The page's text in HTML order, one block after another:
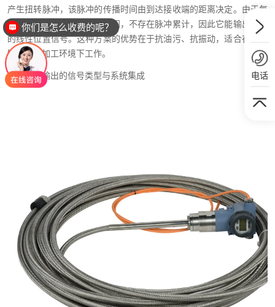
产生扭转脉冲，该脉冲的传播时间由到达接收端的距离决定。由于每
一次脉冲激励都独立计算时间，不存在脉冲累计，因此它能输出绝对
的线性位置信号。这种方案的优势在于抗油污、抗振动，适合在液压
缸或恶劣加工环境下工作。
绝对位置输出的信号类型与系统集成 电话
你们是怎么收费的呢？